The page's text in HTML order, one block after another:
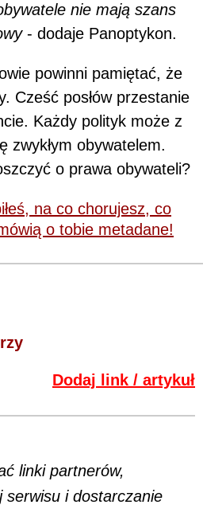
nie mają szans
- dodaje Panoptykon.
powinni pamiętać, że
Cześć posłów przestanie
Każdy polityk może z
zwykłym obywatelem.
o prawa obywateli?
na co chorujesz, co
o tobie metadane!
Dodaj link / artykuł
linki partnerów,
serwisu i dostarczanie